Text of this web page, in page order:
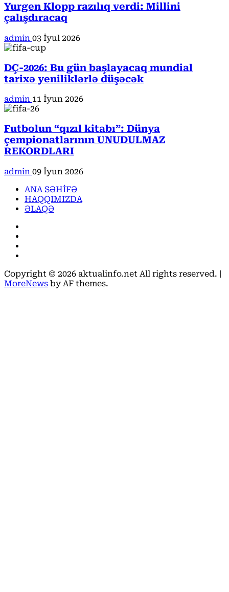
Yurgen Klopp razılıq verdi: Millini
çalışdıracaq
admin 03 İyul 2026
DÇ-2026: Bu gün başlayacaq mundial
tarixə yeniliklərlə düşəcək
admin 11 İyun 2026
Futbolun “qızıl kitabı”: Dünya
çempionatlarının UNUDULMAZ
REKORDLARI
admin 09 İyun 2026
ANA SƏHİFƏ
HAQQIMIZDA
ƏLAQƏ
Copyright © 2026 aktualinfo.net All rights reserved. |
MoreNews by AF themes.